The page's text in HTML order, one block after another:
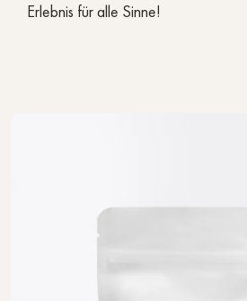
Erlebnis für alle Sinne!